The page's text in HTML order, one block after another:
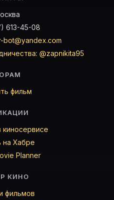
613-45-08
bot@yandex.com
@zapnikita95
фильм
на Хабре
Planner
КИНО
фильмов